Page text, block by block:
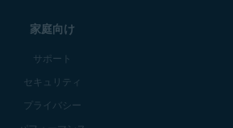
家庭向け
サポート
セキュリティ
プライバシー